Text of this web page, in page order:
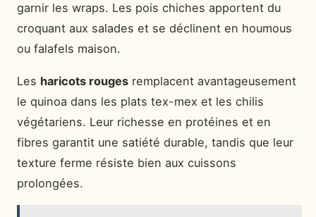
garnir les wraps. Les pois chiches apportent du
croquant aux salades et se déclinent en houmous
ou falafels maison.
Les haricots rouges remplacent avantageusement
le quinoa dans les plats tex-mex et les chilis
végétariens. Leur richesse en protéines et en
fibres garantit une satiété durable, tandis que leur
texture ferme résiste bien aux cuissons
prolongées.